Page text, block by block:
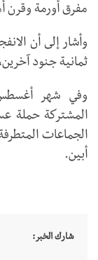
مفرق أورمة وقرن
وأشار إلى أن
ثمانية جنود
وفي شهر
المشتركة حملة
الجماعات
أبين.
شارك الخبر: